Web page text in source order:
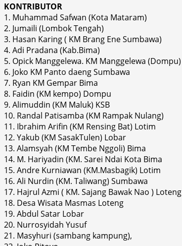
KONTRIBUTOR
1. Muhammad Safwan (Kota Mataram)
2. Jumaili (Lombok Tengah)
3. Hasan Karing ( KM Brang Ene Sumbawa)
4. Adi Pradana (Kab.Bima)
5. Opick Manggelewa. KM Manggelewa (Dompu)
6. Joko KM Panto daeng Sumbawa
7. Ryan KM Gempar Bima
8. Faidin (KM kempo) Dompu
9. Alimuddin (KM Maluk) KSB
10. Randal Patisamba (KM Rampak Nulang)
11. Ibrahim Arifin (KM Rensing Bat) Lotim
12. Yakub (KM SasakTulen) Lobar
13. Alamsyah (KM Tembe Nggoli) Bima
14. M. Hariyadin (KM. Sarei Ndai Kota Bima
15. Andre Kurniawan (KM.Masbagik) Lotim
16. Ali Nurdin (KM. Taliwang) Sumbawa
17. Hajrul Azmi ( KM. Sajang Bawak Nao ) Loteng
18. Desa Wisata Masmas Loteng
19. Abdul Satar Lobar
20. Nurrosyidah Yusuf
21. Masyhuri (sambang kampung),